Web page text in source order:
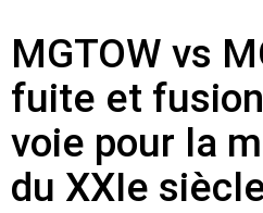
MGTOW vs
fuite et
voie pour la
du XXIe